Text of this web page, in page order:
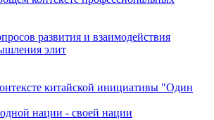
развития и взаимодействия
элит
китайской инициативы "Один
нации - своей нации